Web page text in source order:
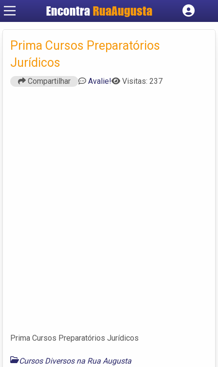
Encontra RuaAugusta
Cadastrar empresa
Criar conta
Prima Cursos Preparatórios
Jurídicos
Compartilhar Avalie! Visitas: 237
Prima Cursos Preparatórios Jurídicos
Cursos Diversos na Rua Augusta